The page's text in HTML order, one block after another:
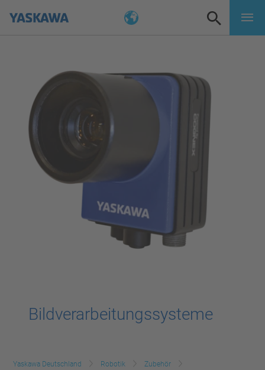
Bildverarbeitungssysteme
Yaskawa Deutschland Robotik
Zubehör